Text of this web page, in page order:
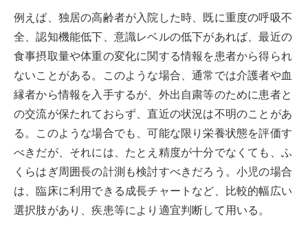
例えば、独居の高齢者が入院した時、既に重度の呼吸不
全、認知機能低下、意識レベルの低下があれば、最近の
食事摂取量や体重の変化に関する情報を患者から得られ
ないことがある。このような場合、通常では介護者や血
縁者から情報を入手するが、外出自粛等のために患者と
の交流が保たれておらず、直近の状況は不明のことがあ
る。このような場合でも、可能な限り栄養状態を評価す
べきだが、それには、たとえ精度が十分でなくても、ふ
くらはぎ周囲長の計測も検討すべきだろう。小児の場合
は、臨床に利用できる成長チャートなど、比較的幅広い
選択肢があり、疾患等により適宜判断して用いる。